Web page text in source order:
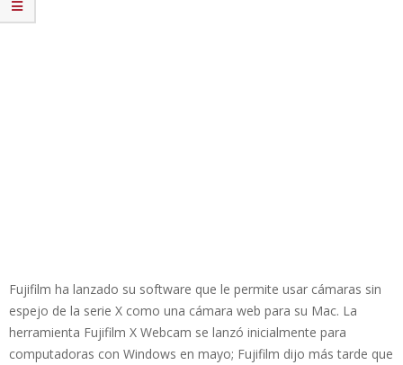
Fujifilm ha lanzado su software que le permite usar cámaras sin
espejo de la serie X como una cámara web para su Mac. La
herramienta Fujifilm X Webcam se lanzó inicialmente para
computadoras con Windows en mayo; Fujifilm dijo más tarde que